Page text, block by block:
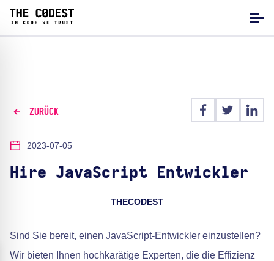
ZURÜCK
2023-07-05
Hire JavaScript Entwickler
THECODEST
Sind Sie bereit, einen JavaScript-Entwickler einzustellen?
Wir bieten Ihnen hochkarätige Experten, die die Effizienz